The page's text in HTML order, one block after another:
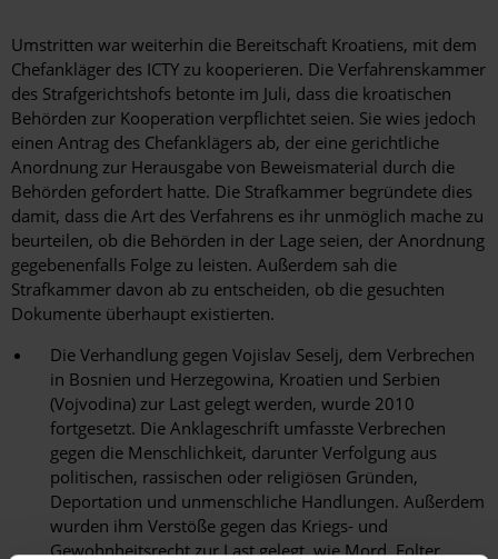
Umstritten war weiterhin die Bereitschaft Kroatiens, mit dem
Chefankläger des ICTY zu kooperieren. Die Verfahrenskammer
des Strafgerichtshofs betonte im Juli, dass die kroatischen
Behörden zur Kooperation verpflichtet seien. Sie wies jedoch
einen Antrag des Chefanklägers ab, der eine gerichtliche
Anordnung zur Herausgabe von Beweismaterial durch die
Behörden gefordert hatte. Die Strafkammer begründete dies
damit, dass die Art des Verfahrens es ihr unmöglich mache zu
beurteilen, ob die Behörden in der Lage seien, der Anordnung
gegebenenfalls Folge zu leisten. Außerdem sah die
Strafkammer davon ab zu entscheiden, ob die gesuchten
Dokumente überhaupt existierten.
Die Verhandlung gegen Vojislav Seselj, dem Verbrechen
in Bosnien und Herzegowina, Kroatien und Serbien
(Vojvodina) zur Last gelegt werden, wurde 2010
fortgesetzt. Die Anklageschrift umfasste Verbrechen
gegen die Menschlichkeit, darunter Verfolgung aus
politischen, rassischen oder religiösen Gründen,
Deportation und unmenschliche Handlungen. Außerdem
wurden ihm Verstöße gegen das Kriegs- und
Gewohnheitsrecht zur Last gelegt, wie Mord, Folter,